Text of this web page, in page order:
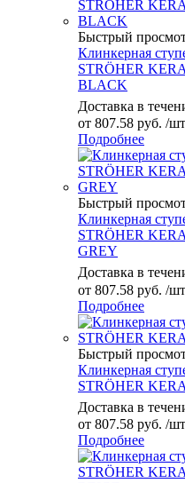
Быстрый
Клинкерная
STRÖHER
BLACK
Доставка в
от 807.58 руб. /шт
Подробнее
Быстрый
Клинкерная
STRÖHER
GREY
Доставка в
от 807.58 руб. /шт
Подробнее
Быстрый
Клинкерная
STRÖHER
Доставка в
от 807.58 руб. /шт
Подробнее